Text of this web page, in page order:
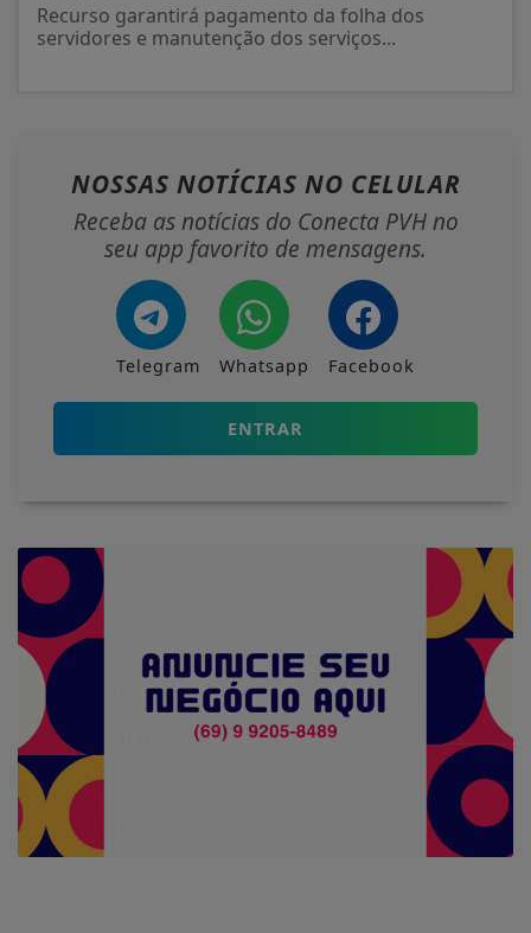
Recurso garantirá pagamento da folha dos
servidores e manutenção dos serviços...
NOSSAS NOTÍCIAS NO CELULAR
Receba as notícias do Conecta PVH no
seu app favorito de mensagens.
Telegram Whatsapp Facebook
ENTRAR